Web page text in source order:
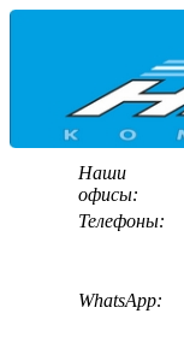
Наши
офисы:
Телефоны:
WhatsApp: